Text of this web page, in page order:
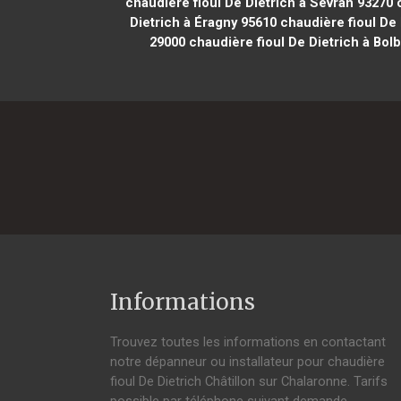
Dietrich à Éragny 95610chaudière fioul De
29000 chaudière fioul De Dietrich à
Informations
Trouvez toutes les informations en contactant
notre dépanneur ou installateur pour chaudière
fioul De Dietrich Châtillon sur Chalaronne. Tarifs